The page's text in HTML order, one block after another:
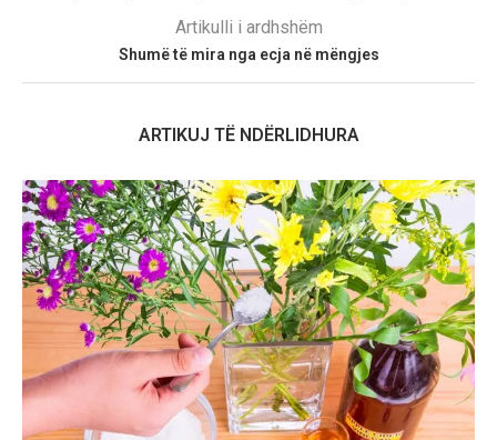
Artikulli i ardhshëm
Shumë të mira nga ecja në mëngjes
ARTIKUJ TË NDËRLIDHURA